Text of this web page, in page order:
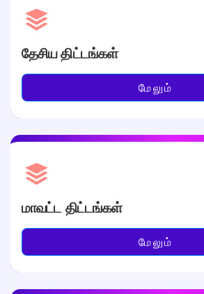
தேசிய திட்டங்கள்
மேலும்
மாவட்ட திட்டங்கள்
மேலும்